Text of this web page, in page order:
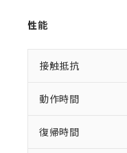
性能
接触抵抗
動作時間
復帰時間